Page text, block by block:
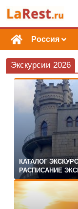
Россия
Экскурсии 2026
КАТАЛОГ
РАСПИСАНИЕ